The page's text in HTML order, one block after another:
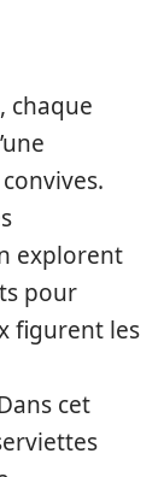
chaque
explorent
pour
figurent les
cet